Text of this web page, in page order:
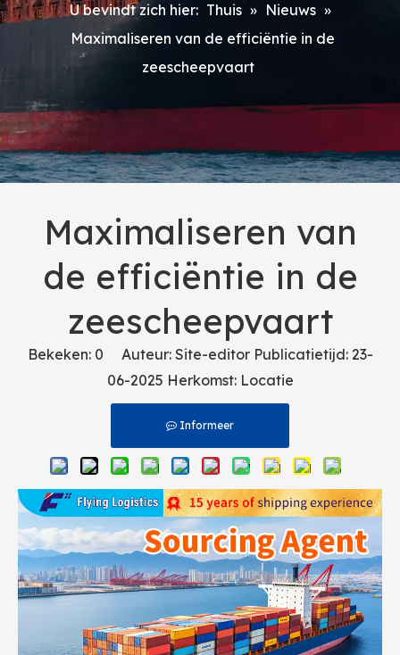
U bevindt zich hier: Thuis » Nieuws »
Maximaliseren van de efficiëntie in de
zeescheepvaart
Maximaliseren van
de efficiëntie in de
zeescheepvaart
Bekeken: 0 Auteur: Site-editor Publicatietijd: 23-
06-2025 Herkomst: Locatie
Informeer